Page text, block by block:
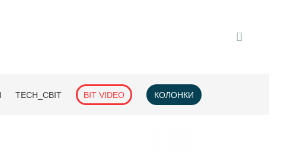
TECH_СВІТ BIT VIDEO КОЛОНКИ